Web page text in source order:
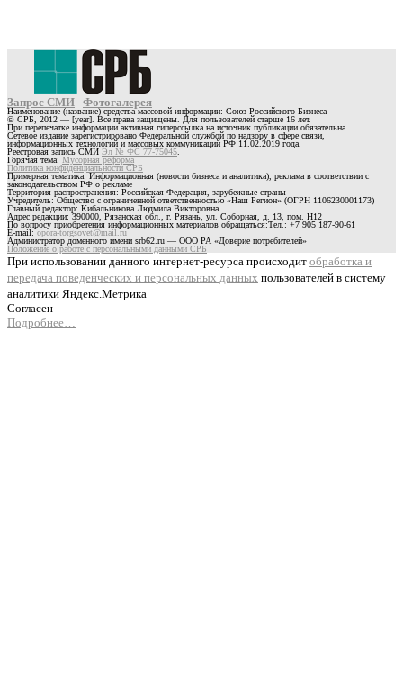
Запрос СМИ Фотогалерея
Наименование (название) средства массовой информации: Союз Российского Бизнеса
© СРБ, 2012 — [year]. Все права защищены. Для пользователей старше 16 лет.
При перепечатке информации активная гиперссылка на источник публикации обязательна
Сетевое издание зарегистрировано Федеральной службой по надзору в сфере связи,
информационных технологий и массовых коммуникаций РФ 11.02.2019 года.
Реестровая запись СМИ Эл № ФС 77-75045
Горячая тема: Мусорная реформа
Политика конфиденциальности СРБ
Примерная тематика: Информационная (новости бизнеса и аналитика), реклама в соответствии с
законодательством РФ о рекламе
Территория распространения: Российская Федерация, зарубежные страны
Учредитель: Общество с ограниченной ответственностью «Наш Регион» (ОГРН 1106230001173)
Главный редактор: Кибальникова Людмила Викторовна
Адрес редакции: 390000, Рязанская обл., г. Рязань, ул. Соборная, д. 13, пом. Н12
По вопросу приобретения информационных материалов обращаться:Тел.: +7 905 187-90-61
E-mail:opora-torgsovet@mail.ru
Администратор доменного имени srb62.ru — ООО РА «Доверие потребителей»
Положение о работе с персональными данными СРБ
При использовании данного интернет-ресурса происходит обработка и
передача поведенческих и персональных данных пользователей в систему
аналитики Яндекс.Метрика
Согласен
Подробнее…